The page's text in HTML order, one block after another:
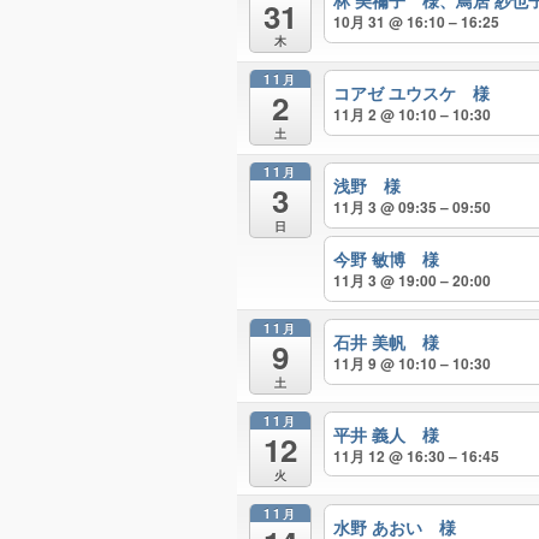
31
木
10月 31 @ 16:10 – 16:25
11月
2
土
コアゼ ユウスケ 様
11月 2 @ 10:10 – 10:30
11月
3
日
浅野 様
11月 3 @ 09:35 – 09:50
今野 敏博 様
11月 3 @ 19:00 – 20:00
11月
9
土
石井 美帆 様
11月 9 @ 10:10 – 10:30
11月
12
火
平井 義人 様
11月 12 @ 16:30 – 16:45
11月
水野 あおい 様